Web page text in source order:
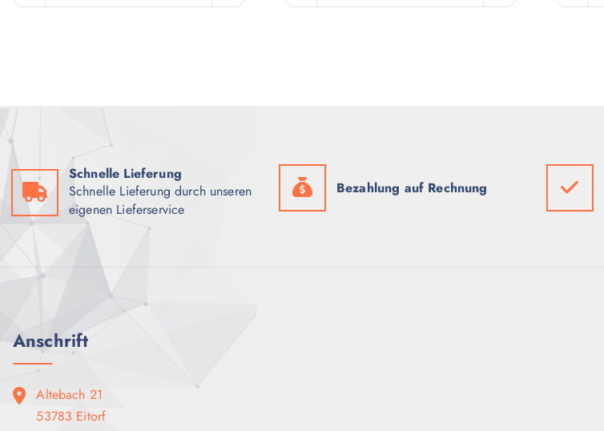
Schnelle Lieferung
Schnelle Lieferung durch unseren
eigenen Lieferservice
Bezahlung auf Rechnung
Anschrift
Altebach 21
53783 Eitorf